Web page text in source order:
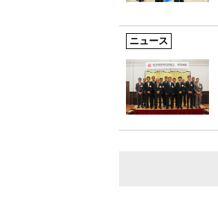
ニュース